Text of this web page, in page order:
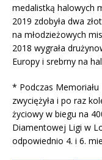
medalistką halowych
2019 zdobyła dwa
na młodzieżowych
2018 wygrała
Europy i srebrny na
* Podczas
zwyciężyła i po raz
życiowy w biegu na
Diamentowej Ligi w
odpowiednio 4. i 6.